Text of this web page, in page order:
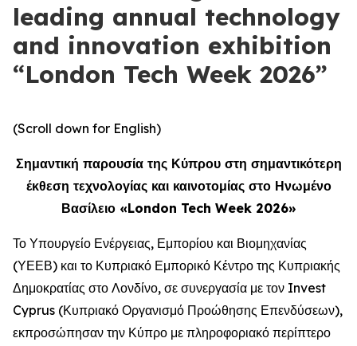
leading annual technology
and innovation exhibition
“London Tech Week 2026”
(Scroll down for English)
Σημαντική παρουσία της Κύπρου στη σημαντικότερη
έκθεση τεχνολογίας και καινοτομίας στο Ηνωμένο
Βασίλειο «London Tech Week 2026»
Το Υπουργείο Ενέργειας, Εμπορίου και Βιομηχανίας
(ΥΕΕΒ) και το Κυπριακό Εμπορικό Κέντρο της Κυπριακής
Δημοκρατίας στο Λονδίνο, σε συνεργασία με τον Invest
Cyprus (Κυπριακό Οργανισμό Προώθησης Επενδύσεων),
εκπροσώπησαν την Κύπρο με πληροφοριακό περίπτερο